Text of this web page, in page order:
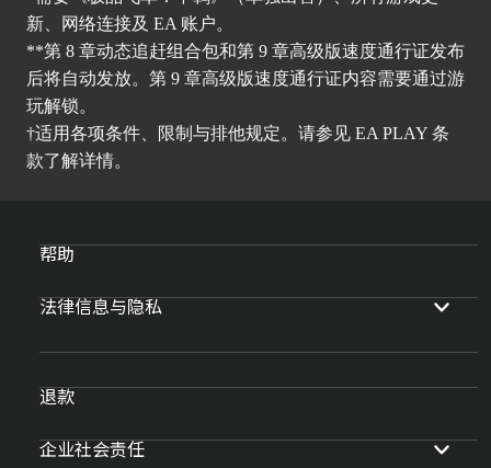
新、网络连接及 EA 账户。
**第 8 章动态追赶组合包和第 9 章高级版速度通行证发布
后将自动发放。第 9 章高级版速度通行证内容需要通过游
玩解锁。
†适用各项条件、限制与排他规定。请参见 EA PLAY 条
款了解详情。
帮助
法律信息与隐私
退款
企业社会责任